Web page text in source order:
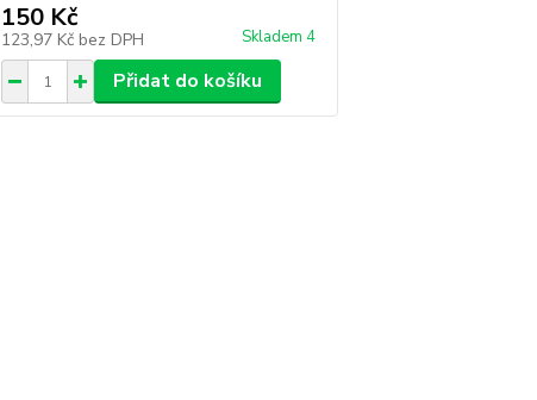
150 Kč
123,97 Kč bez DPH Skladem 4
Přidat do košíku